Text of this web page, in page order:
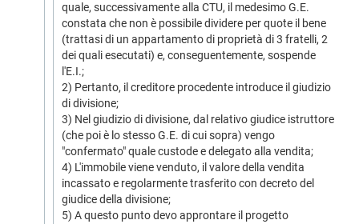
quale, successivamente alla CTU, il medesimo G.E.
constata che non è possibile dividere per quote il bene
(trattasi di un appartamento di proprietà di 3 fratelli, 2
dei quali esecutati) e, conseguentemente, sospende
l'E.I.;
2) Pertanto, il creditore procedente introduce il giudizio
di divisione;
3) Nel giudizio di divisione, dal relativo giudice istruttore
(che poi è lo stesso G.E. di cui sopra) vengo
"confermato" quale custode e delegato alla vendita;
4) L'immobile viene venduto, il valore della vendita
incassato e regolarmente trasferito con decreto del
giudice della divisione;
5) A questo punto devo approntare il progetto